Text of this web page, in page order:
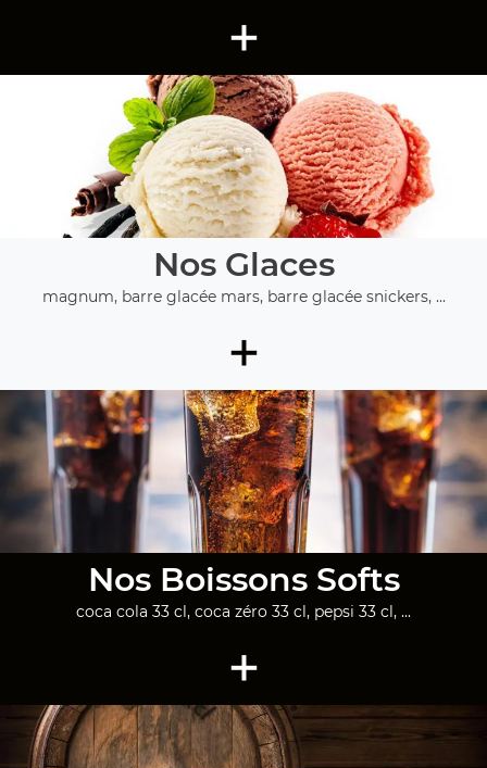
+
Nos Glaces
magnum, barre glacée mars, barre glacée snickers, ...
+
Nos Boissons Softs
coca cola 33 cl, coca zéro 33 cl, pepsi 33 cl, ...
+